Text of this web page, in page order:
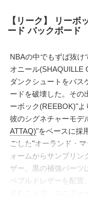
【リーク】 リーボ
ード バックボード
NBAの中でもずば抜け
オニール(SHAQUILLE
ダンクシュートをバス
ードを破壊した。その
ーボック(REEBOK)"よ
彼のシグネチャーモデ
ATTAQ)"をベースに採
ごした"オーランド・
ォームからサンプリン
ザー、黒の補強パーツ
ペブルドレザーを配置